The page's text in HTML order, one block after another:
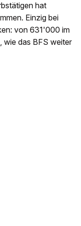
hat
Einzig bei
von 631'000 im
das BFS weiter